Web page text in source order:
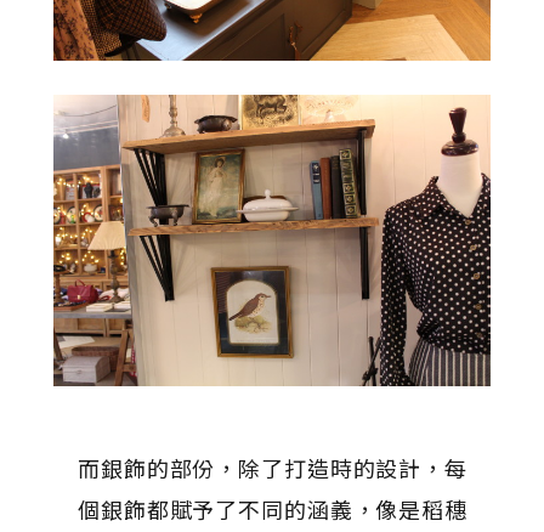
而銀飾的部份，除了打造時的設計，每
個銀飾都賦予了不同的涵義，像是稻穗